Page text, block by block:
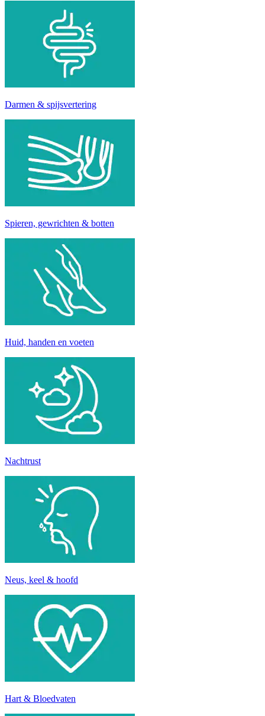
Darmen & spijsvertering
Spieren, gewrichten & botten
Huid, handen en voeten
Nachtrust
Neus, keel & hoofd
Hart & Bloedvaten